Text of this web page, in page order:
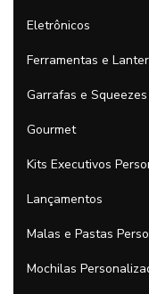
Eletrônicos
Ferramentas e
Garrafas e
Gourmet
Kits Executivos
Lançamentos
Malas e Pastas
Mochilas